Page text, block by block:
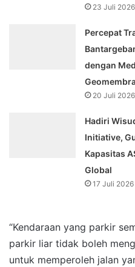
23 Juli 2026
Percepat
dengan
20 Juli 2026
Hadiri
Initiative,
Kapasitas
Global
17 Juli 2026
“Kendaraan yang parkir
parkir liar tidak boleh
untuk memperoleh jalan